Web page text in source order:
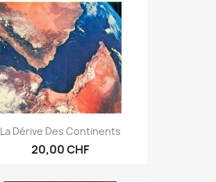
La Dérive Des Continents
20,00 CHF